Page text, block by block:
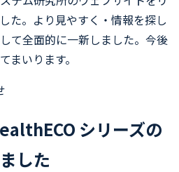
た。より見やすく・情報を探し
て全面的に一新しました。今後
まいります。
シリーズの
した